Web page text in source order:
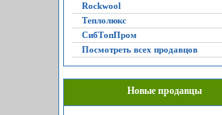
Rockwool
Теплолюкс
СибТопПром
Посмотреть всех продавцов
Новые продавцы